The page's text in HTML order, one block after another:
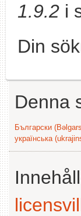
1.9.2 i
Din
Denna
Български
українська